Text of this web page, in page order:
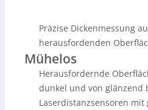
Präzise Dickenmessung
herausfordenden
Mühelos
Herausfordernde
dunkel und von glänzend
Laserdistanzsensoren mit